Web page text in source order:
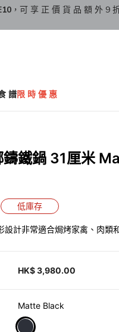
，可 享 正 價 貨 品 額 外 9
譜限 時 優 惠
鑄鐵鍋 31厘米
低庫存
設計非常適合焗烤家禽、肉類
HK$ 3,980.00
Matte Black